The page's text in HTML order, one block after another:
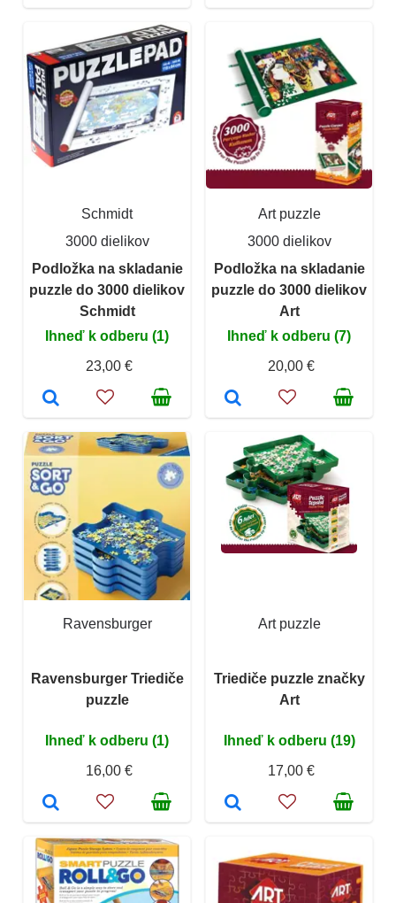
Schmidt
3000 dielikov
Podložka na skladanie
puzzle do 3000 dielikov
Schmidt
Ihneď k odberu (1)
23,00 €
Art puzzle
3000 dielikov
Podložka na skladanie
puzzle do 3000 dielikov
Art
Ihneď k odberu (7)
20,00 €
Ravensburger
Ravensburger Triediče
puzzle
Ihneď k odberu (1)
16,00 €
Art puzzle
Triediče puzzle značky
Art
Ihneď k odberu (19)
17,00 €